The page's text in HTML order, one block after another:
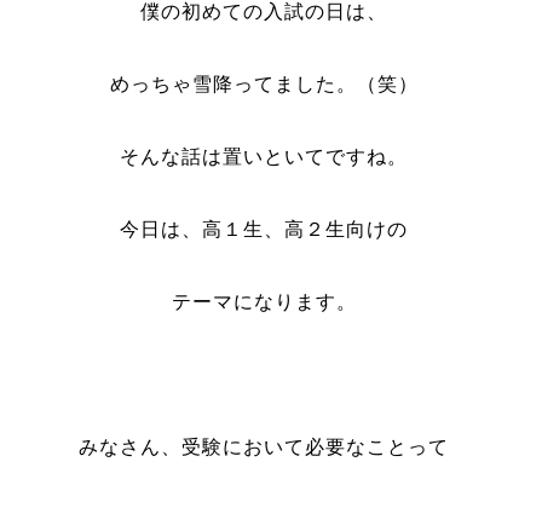
僕の初めての入試の日は、
めっちゃ雪降ってました。（笑）
そんな話は置いといてですね。
今日は、高１生、高２生向けの
テーマになります。
みなさん、受験において必要なことって